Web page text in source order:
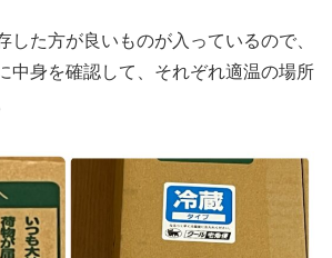
した方が良いものが入っているので、
中身を確認して、それぞれ適温の場所